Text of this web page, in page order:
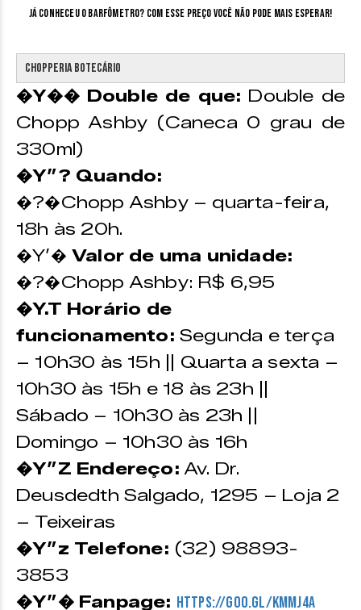
Já conheceu o Barfômetro? Com esse preço você não pode mais esperar!
Chopperia Botecário
�Y�� Double de que: Double de
Chopp Ashby (Caneca 0 grau de
330ml)
�Y”? Quando:
�?�Chopp Ashby – quarta-feira,
18h às 20h.
�Y’� Valor de uma unidade:
�?�Chopp Ashby: R$ 6,95
�Y.T Horário de
funcionamento: Segunda e terça
– 10h30 às 15h || Quarta a sexta –
10h30 às 15h e 18 às 23h ||
Sábado – 10h30 às 23h ||
Domingo – 10h30 às 16h
�Y”Z Endereço:Av. Dr.
Deusdedth Salgado, 1295 – Loja 2
– Teixeiras
�Y”z Telefone: (32) 98893-
3853
�Y”� Fanpage: https://goo.gl/kmMj4A